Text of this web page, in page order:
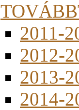
2011-
2012-
2013-
2014-